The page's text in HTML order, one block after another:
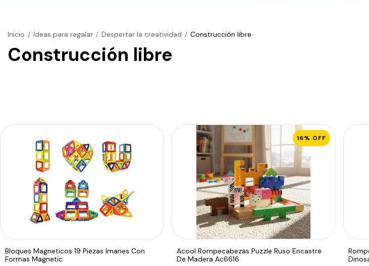
Inicio / Ideas para regalar / Despertar la creatividad / Construcción libre
Construcción libre
Bloques Magneticos 19 Piezas Imanes Con
Formas Magnetic
16% OFF
Acool Rompecabezas Puzzle Ruso Encastre
De Madera Ac6616